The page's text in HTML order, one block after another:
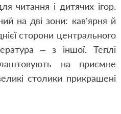
читання і дитячих ігор.
на дві зони: кав’ярня й
сторони центрального
– з іншої. Теплі
на приємне
столики прикрашені